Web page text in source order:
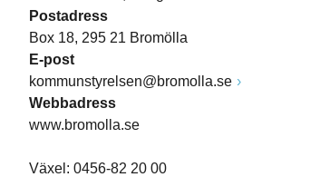
Postadress
Box 18, 295 21 Bromölla
E-post
kommunstyrelsen@bromolla.se
Webbadress
www.bromolla.se
Växel: 0456-82 20 00